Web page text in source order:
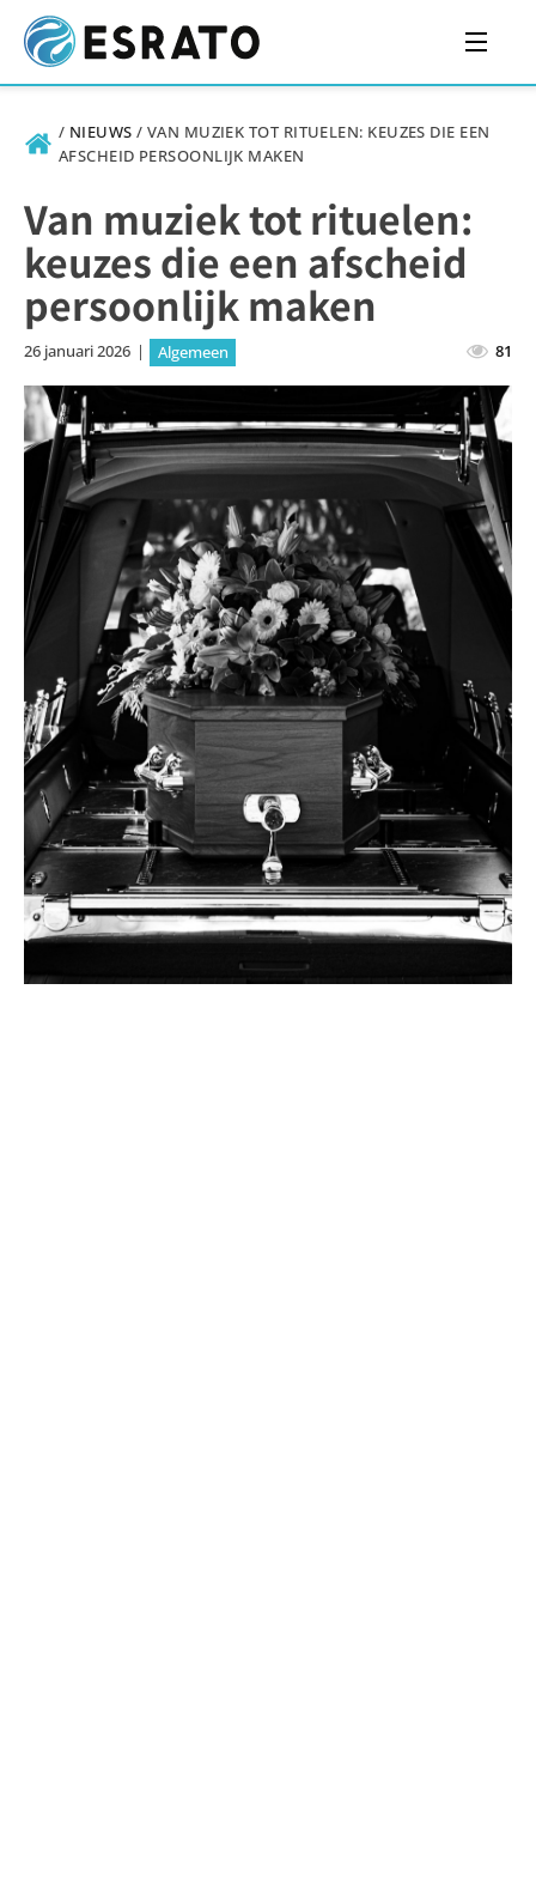
/ NIEUWS / VAN MUZIEK TOT RITUELEN: KEUZES DIE EEN
AFSCHEID PERSOONLIJK MAKEN
Van muziek tot rituelen:
keuzes die een afscheid
persoonlijk maken
26 januari 2026 | Algemeen 81